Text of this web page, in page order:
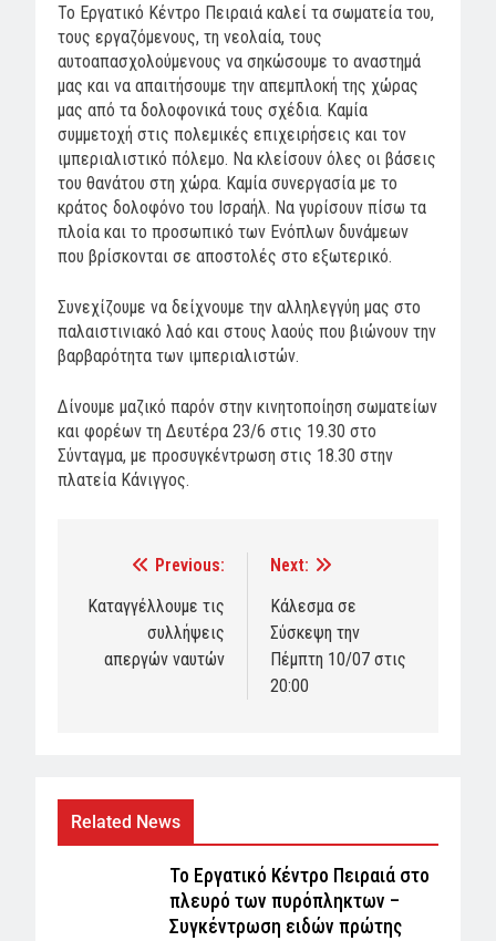
Το Εργατικό Κέντρο Πειραιά καλεί τα σωματεία του,
τους εργαζόμενους, τη νεολαία, τους
αυτοαπασχολούμενους να σηκώσουμε το αναστημά
μας και να απαιτήσουμε την απεμπλοκή της χώρας
μας από τα δολοφονικά τους σχέδια. Καμία
συμμετοχή στις πολεμικές επιχειρήσεις και τον
ιμπεριαλιστικό πόλεμο. Να κλείσουν όλες οι βάσεις
του θανάτου στη χώρα. Καμία συνεργασία με το
κράτος δολοφόνο του Ισραήλ. Να γυρίσουν πίσω τα
πλοία και το προσωπικό των Ενόπλων δυνάμεων
που βρίσκονται σε αποστολές στο εξωτερικό.
Συνεχίζουμε να δείχνουμε την αλληλεγγύη μας στο
παλαιστινιακό λαό και στους λαούς που βιώνουν την
βαρβαρότητα των ιμπεριαλιστών.
Δίνουμε μαζικό παρόν στην κινητοποίηση σωματείων
και φορέων τη Δευτέρα 23/6 στις 19.30 στο
Σύνταγμα, με προσυγκέντρωση στις 18.30 στην
πλατεία Κάνιγγος.
navigation
Previous:
Καταγγέλλουμε τις
συλλήψεις
απεργών ναυτών
Next:
Κάλεσμα σε
Σύσκεψη την
Πέμπτη 10/07 στις
20:00
Related News
Το Εργατικό Κέντρο Πειραιά στο
πλευρό των πυρόπληκτων –
Συγκέντρωση ειδών πρώτης